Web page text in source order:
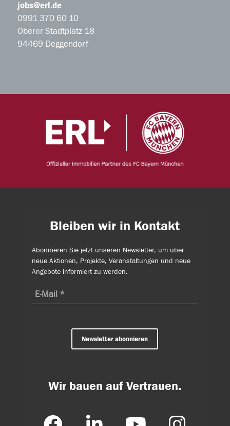
jobs@erl.de
0991 370 60 10
Oberer Stadtplatz 18
94469 Deggendorf
Bleiben wir in Kontakt
Abonnieren Sie jetzt unseren Newsletter, um über
neue Aktionen, Projekte, Veranstaltungen und neue
Angebote informiert zu werden.
Newsletter abonnieren
Wir bauen auf Vertrauen.